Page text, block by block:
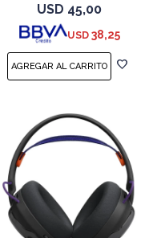
USD 45,00
USD 38,25